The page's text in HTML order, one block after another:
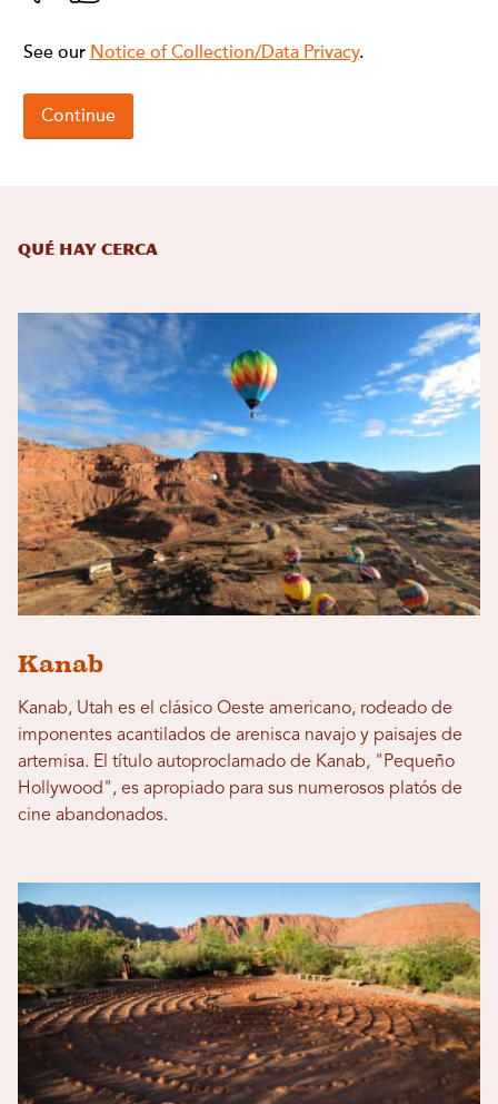
Qué hay cerca
Kanab
Kanab, Utah es el clásico Oeste americano, rodeado de
imponentes acantilados de arenisca navajo y paisajes de
artemisa. El título autoproclamado de Kanab, "Pequeño
Hollywood", es apropiado para sus numerosos platós de
cine abandonados.